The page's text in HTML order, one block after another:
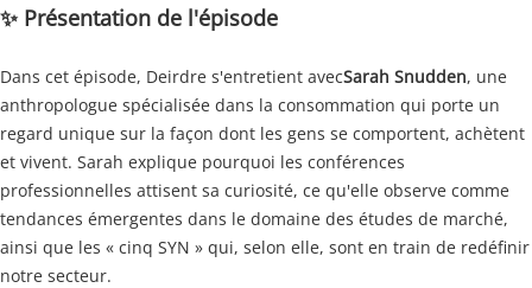
✨ Présentation de l'épisode
Dans cet épisode, Deirdre s'entretient avecSarah Snudden, une
anthropologue spécialisée dans la consommation qui porte un
regard unique sur la façon dont les gens se comportent, achètent
et vivent. Sarah explique pourquoi les conférences
professionnelles attisent sa curiosité, ce qu'elle observe comme
tendances émergentes dans le domaine des études de marché,
ainsi que les « cinq SYN » qui, selon elle, sont en train de redéfinir
notre secteur.